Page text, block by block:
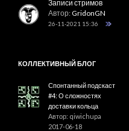
Записи стримов
Автор:GridonGN
26-11-2021 15:36
КОЛЛЕКТИВНЫЙ БЛОГ
Спонтанный подскаст
#4: О сложностях
доставки кольца
Автор: qiwichupa
2017-06-18